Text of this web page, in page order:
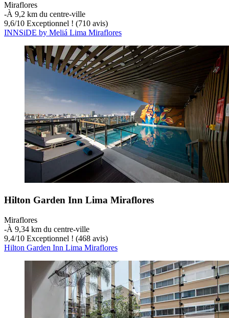
Miraflores
‐À 9,2 km du centre-ville
9,6/10 Exceptionnel ! (710 avis)
INNSiDE by Meliá Lima Miraflores
Hilton Garden Inn Lima Miraflores
Miraflores
‐À 9,34 km du centre-ville
9,4/10 Exceptionnel ! (468 avis)
Hilton Garden Inn Lima Miraflores